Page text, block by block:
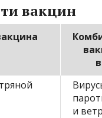
вакцин
и